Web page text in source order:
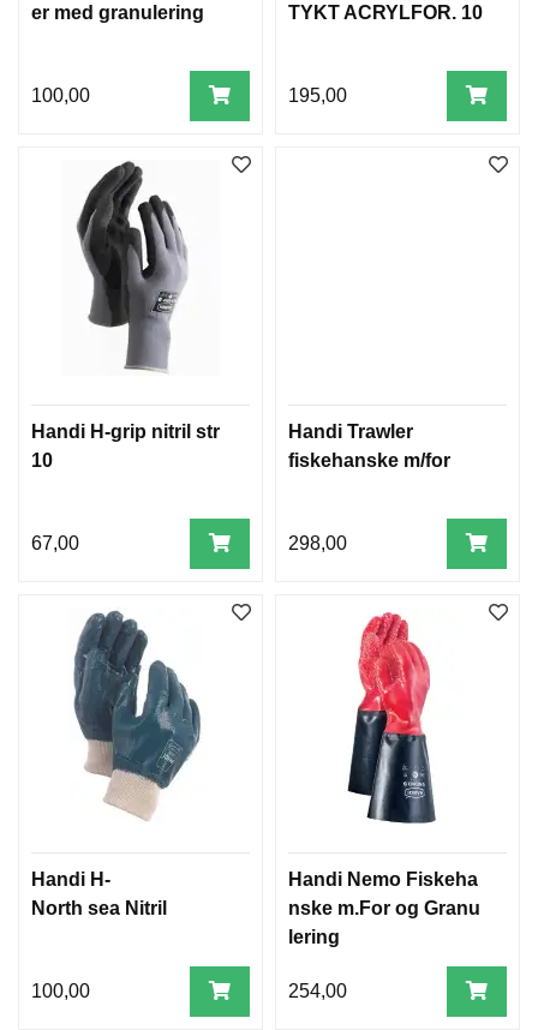
er med granulering
100,00
TYKT ACRYLFOR. 10
195,00
Handi H-grip nitril str
10
67,00
Handi Trawler
fiskehanske m/for
298,00
Handi H-
North sea Nitril
100,00
Handi Nemo Fiskeha
nske m.For og Granu
lering
254,00